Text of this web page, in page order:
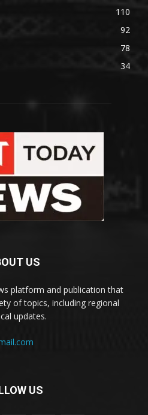
110
92
78
34
US
platform and publication that
of topics, including regional
updates.
US